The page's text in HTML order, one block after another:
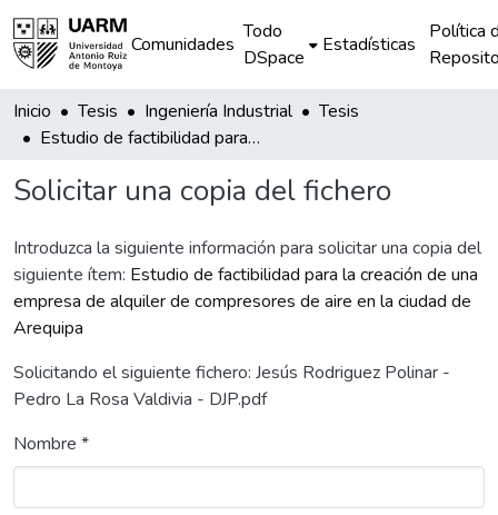
Comunidades
Todo
DSpace
Estadísticas
Política
Inicio Tesis Ingeniería Industrial
Tesis
Estudio de factibilidad para la creación de una empresa de alquiler de compresores de aire en la ciudad de Arequipa
Solicitar una copia del fichero
Introduzca la siguiente información para solicitar una copia del
siguiente ítem: Estudio de factibilidad para la creación de una
empresa de alquiler de compresores de aire en la ciudad de
Arequipa
Solicitando el siguiente fichero: Jesús Rodriguez Polinar -
Pedro La Rosa Valdivia - DJP.pdf
Nombre *